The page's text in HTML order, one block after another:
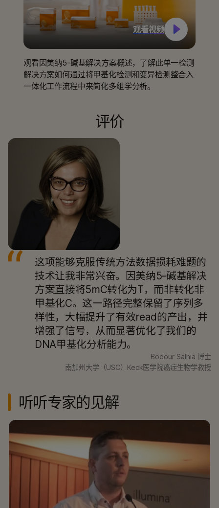
观看视频
观看因美纳5-碱基解决方案概述，了解此单一检测
解决方案如何通过将甲基化检测和变异检测整合入
一体化工作流程中来简化多组学分析。
评价
这项能够克服传统方法数据损耗难题的
技术让我非常兴奋。因美纳5-碱基解决
方案直接将5mC转化为T，而非转化非
甲基化C。这一路径完整保留了序列多
样性，大幅提升了有效read的产出，并
增强了信号，从而显著优化了我们的
DNA甲基化分析能力。
Bodour Salhia 博士
南加州大学（USC）Keck医学院癌症生物学教授
听听专家的见解